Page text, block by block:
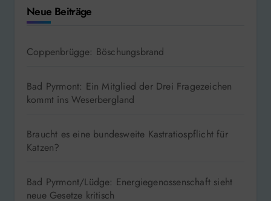
Neue Beiträge
Coppenbrügge: Böschungsbrand
Bad Pyrmont: Ein Mitglied der Drei Fragezeichen
kommt ins Weserbergland
Braucht es eine bundesweite Kastratiospflicht für
Katzen?
Bad Pyrmont/Lüdge: Energiegenossenschaft sieht
neue Gesetze kritisch